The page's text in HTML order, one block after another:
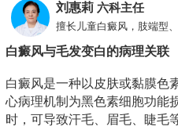
刘惠莉 六科主任
擅长儿童白癜风，肢端型
白癜风与毛发变白的病理关联
白癜风是一种以皮肤或黏膜色
心病理机制为黑色素细胞功能
时，可导致汗毛、眉毛、睫毛